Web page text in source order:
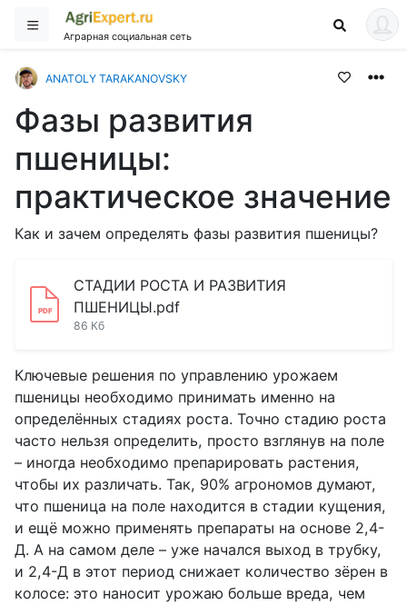
Аграрная социальная сеть
ANATOLY TARAKANOVSKY
Фазы развития
пшеницы:
практическое значение
Как и зачем определять фазы развития пшеницы?
СТАДИИ РОСТА И РАЗВИТИЯ
ПШЕНИЦЫ.pdf
86 Кб
Ключевые решения по управлению урожаем
пшеницы необходимо принимать именно на
определённых стадиях роста. Точно стадию роста
часто нельзя определить, просто взглянув на поле
– иногда необходимо препарировать растения,
чтобы их различать. Так, 90% агрономов думают,
что пшеница на поле находится в стадии кущения,
и ещё можно применять препараты на основе 2,4-
Д. А на самом деле – уже начался выход в трубку,
и 2,4-Д в этот период снижает количество зёрен в
колосе: это наносит урожаю больше вреда, чем